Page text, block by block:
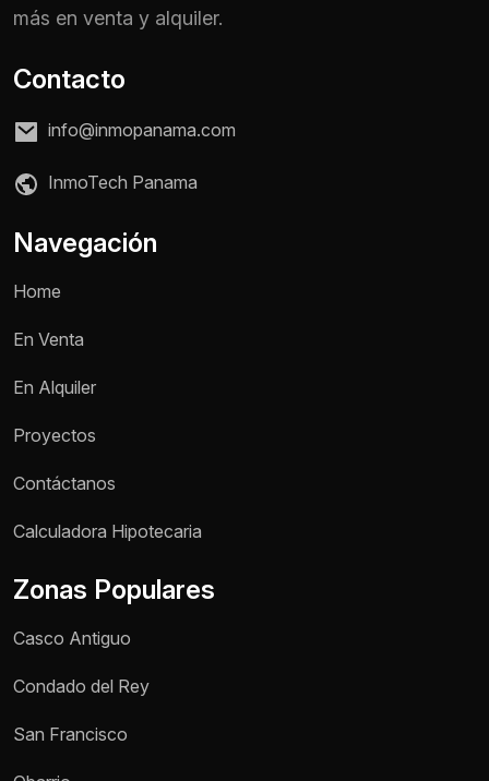
Teléfono / WhatsApp *
más en venta y alquiler.
Contacto
info@inmopanama.com
InmoTech Panama
Navegación
Home
En Venta
En Alquiler
Proyectos
Contáctanos
Calculadora Hipotecaria
Zonas Populares
Casco Antiguo
Condado del Rey
San Francisco